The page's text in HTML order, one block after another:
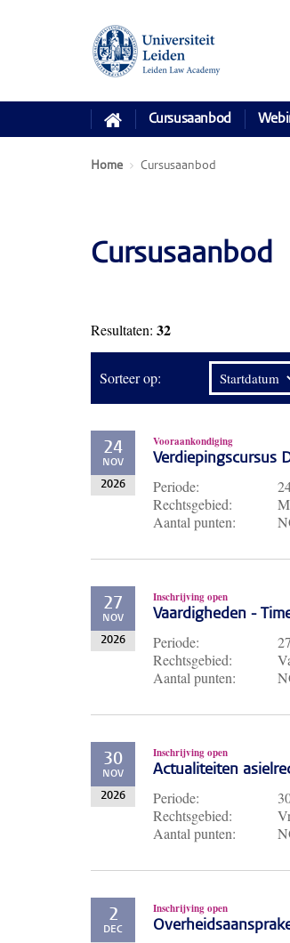
Cursusaanbod
Home Cursusaanbod
Cursusaanbod
Resultaten: 32
Sorteer op:
24
NOV
2026
Vooraankondiging
Verdiepingscursus
Periode:
Rechtsgebied:
Aantal punten:
27
NOV
2026
Inschrijving open
Vaardigheden -
Periode:
Rechtsgebied:
Aantal punten:
30
NOV
2026
Inschrijving open
Actualiteiten
Periode:
Rechtsgebied:
Aantal punten:
2
DEC
Inschrijving open